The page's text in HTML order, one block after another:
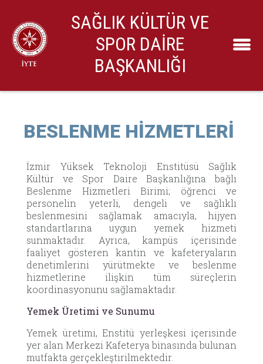
SAĞLIK KÜLTÜR VE
SPOR DAİRE
BAŞKANLIĞI
BESLENME HİZMETLERİ
İzmir Yüksek Teknoloji Enstitüsü Sağlık
Kültür ve Spor Daire Başkanlığına bağlı
Beslenme Hizmetleri Birimi; öğrenci ve
personelin yeterli, dengeli ve sağlıklı
beslenmesini sağlamak amacıyla, hijyen
standartlarına uygun yemek hizmeti
sunmaktadır. Ayrıca, kampüs içerisinde
faaliyet gösteren kantin ve kafeteryaların
denetimlerini yürütmekte ve beslenme
hizmetlerine ilişkin tüm süreçlerin
koordinasyonunu sağlamaktadır.
Yemek Üretimi ve Sunumu
Yemek üretimi, Enstitü yerleşkesi içerisinde
yer alan Merkezi Kafeterya binasında bulunan
mutfakta gerçekleştirilmektedir.